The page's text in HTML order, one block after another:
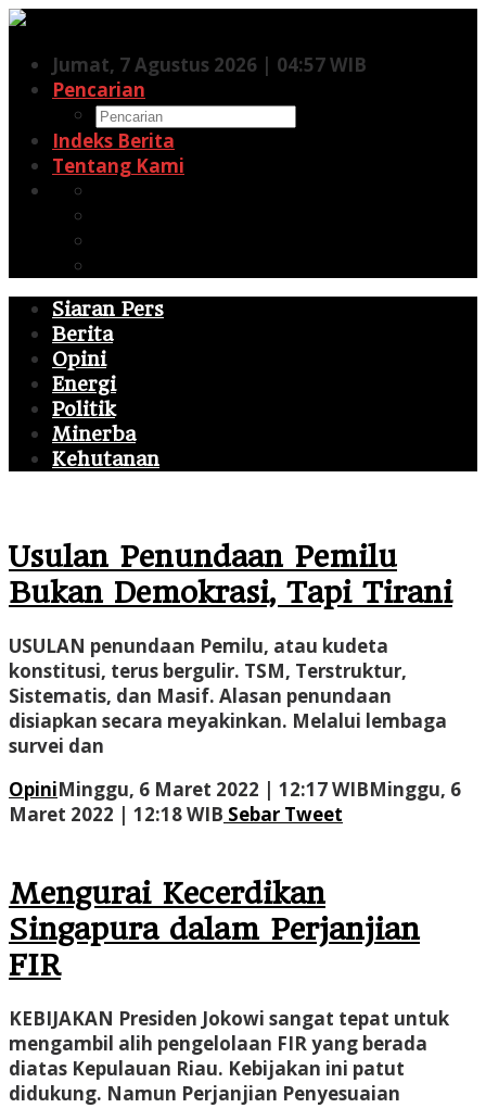
Lewati
kontenJumat, 7 Agustus 2026 | 04:57 WIB
Pencarian
Indeks Berita
Tentang Kami
Siaran Pers
Berita
Opini
Energi
Politik
Minerba
Kehutanan
Usulan Penundaan Pemilu
Bukan Demokrasi, Tapi Tirani
USULAN penundaan Pemilu, atau kudeta
konstitusi, terus bergulir. TSM, Terstruktur,
Sistematis, dan Masif. Alasan penundaan
disiapkan secara meyakinkan. Melalui lembaga
survei dan
OpiniMinggu, 6 Maret 2022 | 12:17 WIBMinggu, 6
Maret 2022 | 12:18 WIB oleh
Sebar Tweet
Mengurai Kecerdikan
Singapura dalam Perjanjian
FIR
KEBIJAKAN Presiden Jokowi sangat tepat untuk
mengambil alih pengelolaan FIR yang berada
diatas Kepulauan Riau. Kebijakan ini patut
didukung. Namun Perjanjian Penyesuaian